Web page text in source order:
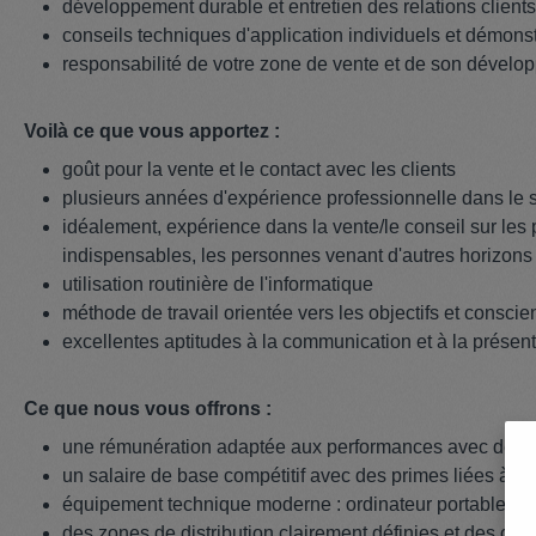
développement durable et entretien des relations
conseils techniques d'application individuels et
responsabilité de votre zone de vente et de son
Voilà ce que vous apportez :
goût pour la vente et le contact avec les clients
plusieurs années d'expérience professionnelle dans le
idéalement, expérience dans la vente/le conseil sur
indispensables, les personnes venant d'autres
utilisation routinière de l'informatique
méthode de travail orientée vers les objectifs et
excellentes aptitudes à la communication et à la
Ce que nous vous offrons :
une rémunération adaptée aux performances avec
un salaire de base compétitif avec des primes liées à
équipement technique moderne : ordinateur portable,